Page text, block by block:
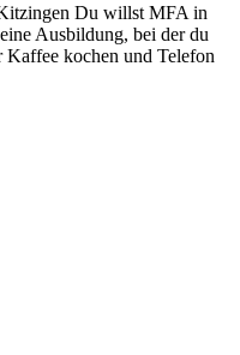
Du willst MFA in
Ausbildung, bei der du
kochen und Telefon